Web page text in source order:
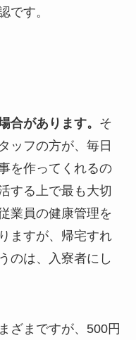
です。
合があります。 そ
ッフの方が、毎日
を作ってくれるの
する上で最も大切
業員の健康管理を
ますが、帰宅すれ
のは、入寮者にし
ざまですが、500円